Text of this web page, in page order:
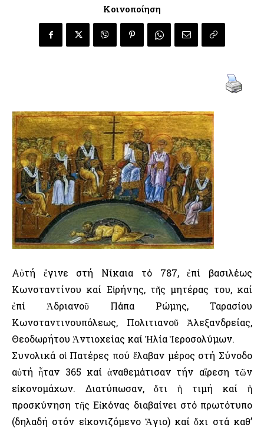
Κοινοποίηση
Αὐτή ἔγινε στή Νίκαια τό 787, ἐπί βασιλέως
Κωνσταντίνου καί Εἰρήνης, τῆς μητέρας του, καί
ἐπί Ἀδριανοῦ Πάπα Ρώμης, Ταρασίου
Κωνσταντινουπόλεως, Πολιτιανοῦ Ἀλεξανδρείας,
Θεοδωρήτου Ἀντιοχείας καί Ἠλία Ἱεροσολύμων.
Συνολικά οἱ Πατέρες πού ἔλαβαν μέρος στή Σύνοδο
αὐτή ἦταν 365 καί ἀναθεμάτισαν τήν αἵρεση τῶν
εἰκονομάχων. Διατύπωσαν, ὅτι ἡ τιμή καί ἡ
προσκύνηση τῆς Εἰκόνας διαβαίνει στό πρωτότυπο
(δηλαδή στόν εἰκονιζόμενο Ἅγιο) καί ὄχι στά καθ’